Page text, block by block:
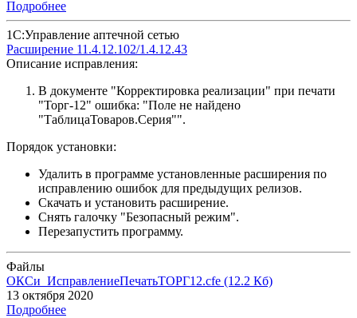
Подробнее
1С:Управление аптечной сетью
Расширение 11.4.12.102/1.4.12.43
Описание исправления:
В документе "Корректировка реализации" при печати
"Торг-12" ошибка: "Поле не найдено
"ТаблицаТоваров.Серия"".
Порядок установки:
Удалить в программе установленные расширения по
исправлению ошибок для предыдущих релизов.
Скачать и установить расширение.
Снять галочку "Безопасный режим".
Перезапустить программу.
Файлы
ОКСи_ИсправлениеПечатьТОРГ12.cfe (12.2 Кб)
13 октября 2020
Подробнее